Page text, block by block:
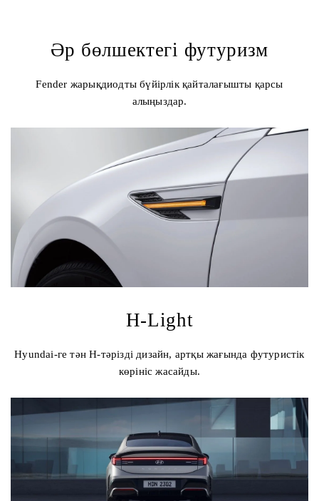
Әр бөлшектегі футуризм
Fender жарықдиодты бүйірлік қайталағышты қарсы
алыңыздар.
H-Light
Hyundai-ге тән H-тәрізді дизайн, артқы жағында футуристік
көрініс жасайды.